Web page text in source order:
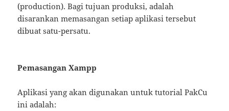
(production). Bagi tujuan produksi, adalah
disarankan memasangan setiap aplikasi tersebut
dibuat satu-persatu.
Pemasangan Xampp
Aplikasi yang akan digunakan untuk tutorial PakCu
ini adalah: